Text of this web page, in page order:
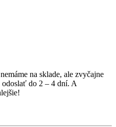
na sklade, ale zvyčajne
do 2 – 4 dní. A